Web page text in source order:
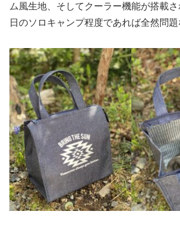
ム風生地、そしてクーラー機能が搭載
日のソロキャンプ程度であれば全然問題